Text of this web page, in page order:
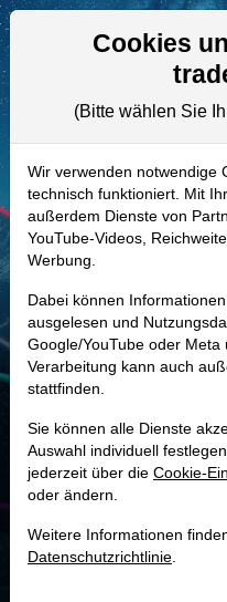
A0LD6E | GXI–
Realtime-Aktienkurs:
-
-
Marktkapitalisierung
Unternehmenswert
MONKEY-
Mit 34.1 % Wahrscheinlichkeit
Cookies
(Bitte wählen Sie
Wir verwenden notwendige
technisch funktioniert. Mit
außerdem Dienste von
YouTube-Videos,
Werbung.
Dabei können
ausgelesen und
Google/YouTube oder
Verarbeitung kann auch
stattfinden.
Sie können alle Dienste
Auswahl individuell
jederzeit über die Cookie-
oder ändern.
Weitere Informationen
Datenschutzrichtlinie.